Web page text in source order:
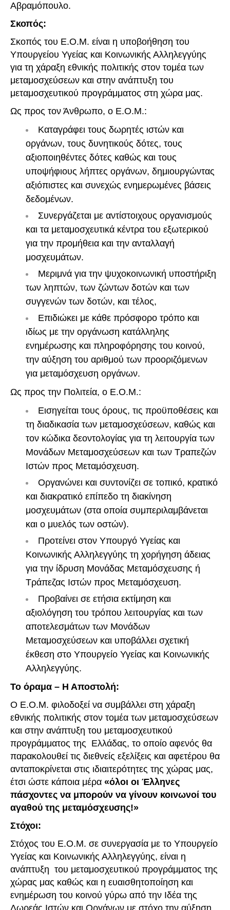
Αβραμόπουλο.
Σκοπός:
Σκοπός του Ε.Ο.Μ. είναι η υποβοήθηση του
Υπουργείου Υγείας και Κοινωνικής Αλληλεγγύης
για τη χάραξη εθνικής πολιτικής στον τομέα των
μεταμοσχεύσεων και στην ανάπτυξη του
μεταμοσχευτικού προγράμματος στη χώρα μας.
Ως προς τον Άνθρωπο, ο Ε.Ο.Μ.:
Καταγράφει τους δωρητές ιστών και
οργάνων, τους δυνητικούς δότες, τους
αξιοποιηθέντες δότες καθώς και τους
υποψήφιους λήπτες οργάνων, δημιουργώντας
αξιόπιστες και συνεχώς ενημερωμένες βάσεις
δεδομένων.
Συνεργάζεται με αντίστοιχους οργανισμούς
και τα μεταμοσχευτικά κέντρα του εξωτερικού
για την προμήθεια και την ανταλλαγή
μοσχευμάτων.
Μεριμνά για την ψυχοκοινωνική υποστήριξη
των ληπτών, των ζώντων δοτών και των
συγγενών των δοτών, και τέλος,
Επιδιώκει με κάθε πρόσφορο τρόπο και
ιδίως με την οργάνωση κατάλληλης
ενημέρωσης και πληροφόρησης του κοινού,
την αύξηση του αριθμού των προοριζόμενων
για μεταμόσχευση οργάνων.
Ως προς την Πολιτεία, ο Ε.Ο.Μ.:
Εισηγείται τους όρους, τις προϋποθέσεις και
τη διαδικασία των μεταμοσχεύσεων, καθώς και
τον κώδικα δεοντολογίας για τη λειτουργία των
Μονάδων Μεταμοσχεύσεων και των Τραπεζών
Ιστών προς Μεταμόσχευση.
Οργανώνει και συντονίζει σε τοπικό, κρατικό
και διακρατικό επίπεδο τη διακίνηση
μοσχευμάτων (στα οποία συμπεριλαμβάνεται
και ο μυελός των οστών).
Προτείνει στον Υπουργό Υγείας και
Κοινωνικής Αλληλεγγύης τη χορήγηση άδειας
για την ίδρυση Μονάδας Μεταμόσχευσης ή
Τράπεζας Ιστών προς Μεταμόσχευση.
Προβαίνει σε ετήσια εκτίμηση και
αξιολόγηση του τρόπου λειτουργίας και των
αποτελεσμάτων των Μονάδων
Μεταμοσχεύσεων και υποβάλλει σχετική
έκθεση στο Υπουργείο Υγείας και Κοινωνικής
Αλληλεγγύης.
Το όραμα – Η Αποστολή:
Ο Ε.Ο.Μ. φιλοδοξεί να συμβάλλει στη χάραξη
εθνικής πολιτικής στον τομέα των μεταμοσχεύσεων
και στην ανάπτυξη του μεταμοσχευτικού
προγράμματος της Ελλάδας, το οποίο αφενός θα
παρακολουθεί τις διεθνείς εξελίξεις και αφετέρου θα
ανταποκρίνεται στις ιδιαιτερότητες της χώρας μας,
έτσι ώστε κάποια μέρα «όλοι οι Έλληνες
πάσχοντες να μπορούν να γίνουν κοινωνοί του
αγαθού της μεταμόσχευσης!»
Στόχοι:
Στόχος του Ε.Ο.Μ. σε συνεργασία με το Υπουργείο
Υγείας και Κοινωνικής Αλληλεγγύης, είναι η
ανάπτυξη του μεταμοσχευτικού προγράμματος της
χώρας μας καθώς και η ευαισθητοποίηση και
ενημέρωση του κοινού γύρω από την Ιδέα της
Δωρεάς Ιστών και Οργάνων με στόχο την αύξηση